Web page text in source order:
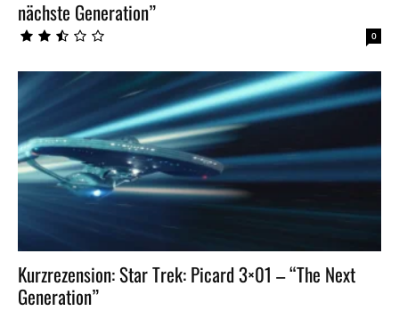
nächste Generation”
0
Kurzrezension: Star Trek: Picard 3×01 – “The Next
Generation”